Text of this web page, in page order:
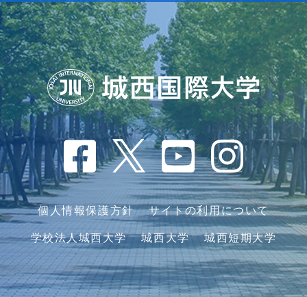
個人情報保護方針 サイトの利用について
学校法人城西大学 城西大学 城西短期大学